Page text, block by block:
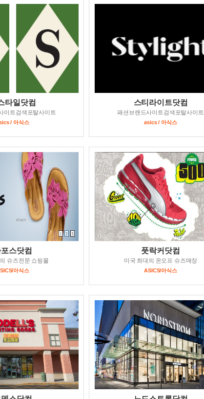
타일닷컴
이트검색포탈사이트
/ 아식스
스티라이트닷컴
패션브랜드사이트검색포탈사이트
asics / 아식스
스닷컴
슈즈전문 쇼핑몰
아식스
풋락커닷컴
미국 최대의 온오프 슈즈매장
ASICS/아식스